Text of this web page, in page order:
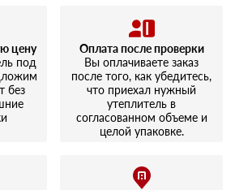
цену
под
без
Оплата после проверки
Вы оплачиваете заказ
после того, как убедитесь,
что приехал нужный
утеплитель в
согласованном объеме и
целой упаковке.